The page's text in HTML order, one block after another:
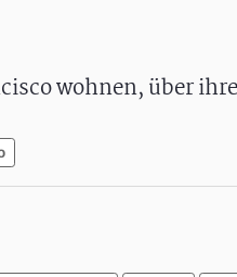
wohnen, über